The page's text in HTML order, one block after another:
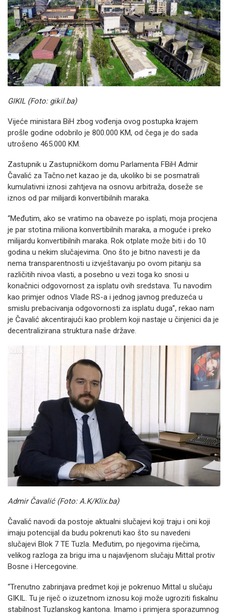
GIKIL (Foto: gikil.ba)
Vijeće ministara BiH zbog vođenja ovog postupka krajem
prošle godine odobrilo je 800.000 KM, od čega je do sada
utrošeno 465.000 KM.
Zastupnik u Zastupničkom domu Parlamenta FBiH Admir
Čavalić za Tačno.net kazao je da, ukoliko bi se posmatrali
kumulativni iznosi zahtjeva na osnovu arbitraža, doseže se
iznos od par milijardi konvertibilnih maraka.
“Međutim, ako se vratimo na obaveze po isplati, moja procjena
je par stotina miliona konvertibilnih maraka, a moguće i preko
milijardu konvertibilnih maraka. Rok otplate može biti i do 10
godina u nekim slučajevima. Ono što je bitno navesti je da
nema transparentnosti u izvještavanju po ovom pitanju sa
različitih nivoa vlasti, a posebno u vezi toga ko snosi u
konačnici odgovornost za isplatu ovih sredstava. Tu navodim
kao primjer odnos Vlade RS-a i jednog javnog preduzeća u
smislu prebacivanja odgovornosti za isplatu duga”, rekao nam
je Čavalić akcentirajući kao problem koji nastaje u činjenici da je
decentralizirana struktura naše države.
Admir Čavalić (Foto: A.K/Klix.ba)
Čavalić navodi da postoje aktualni slučajevi koji traju i oni koji
imaju potencijal da budu pokrenuti kao što su navedeni
slučajevi Blok 7 TE Tuzla. Međutim, po njegovima riječima,
velikog razloga za brigu ima u najavljenom slučaju Mittal protiv
Bosne i Hercegovine.
“Trenutno zabrinjava predmet koji je pokrenuo Mittal u slučaju
GIKIL. Tu je riječ o izuzetnom iznosu koji može ugroziti fiskalnu
stabilnost Tuzlanskog kantona. Imamo i primjera sporazumnog